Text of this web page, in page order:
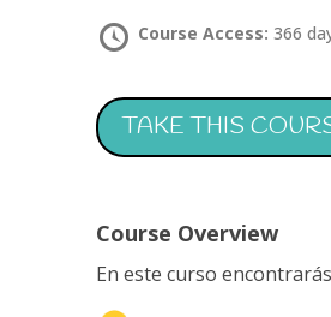
Course Access: 366
TAKE THIS
Course Overview
En este curso